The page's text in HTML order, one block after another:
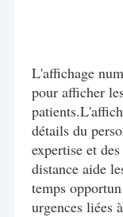
L'affichage
pour afficher
détails du
expertise et
distance aide
temps
urgences liées